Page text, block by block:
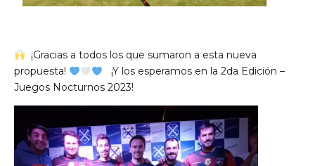
¡Gracias a todos los que sumaron a esta nueva
propuesta!
¡Y los esperamos en la 2da Edición –
Juegos Nocturnos 2023!